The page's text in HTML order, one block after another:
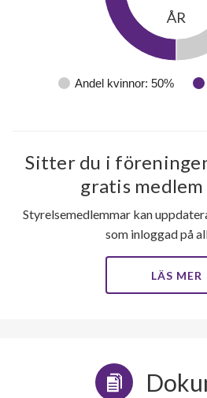
Andel kvinnor: 50%
ÅR
Sitter du i
gratis medlem
Styrelsemedlemmar kan
som inloggad på
LÄS MER